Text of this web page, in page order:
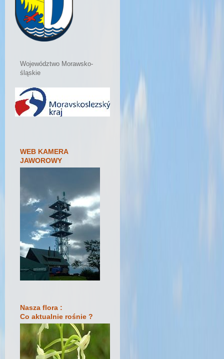
Województwo Morawsko-
śląskie
WEB KAMERA
JAWOROWY
Nasza flora :
Co aktualnie rośnie ?